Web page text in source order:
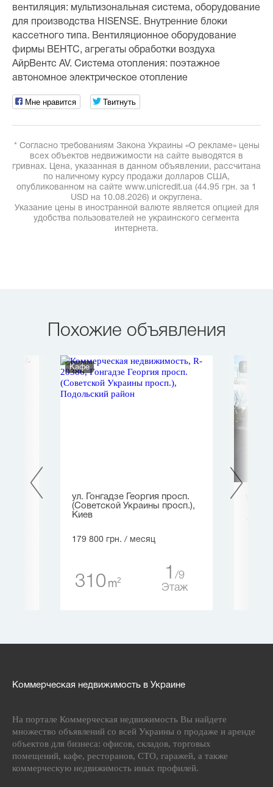
вентиляция: мультизональная система, оборудование
для производства HISENSE. Внутренние блоки
кассетного типа. Вентиляционное оборудование
фирмы ВЕНТС, агрегаты обработки воздуха
АйрВентс AV. Система отопления: поэтажное
автономное электрическое отопление
Мне нравится Твитнуть
* Согласно требованиям Закона Украины «О рекламе» цены
всех объектов недвижимости на сайте выводятся в
гривнах. Цена, указанная в данном объявлении, рассчитана
по наличному курсу продажи долларов США,
опубликованном на сайте www.unicredit.ua (44.95 грн. за 1
USD на 10.08.2026) и округлена.
Указание цены в иностранной валюте является опцией для
удобства пользователей не украинского сегмента
интернета.
Похожие объявления
Кафе
ул. Гонгадзе Георгия просп.
(Советской Украины просп.),
Киев
179 800 грн. / месяц
310 m2 1
9
Этаж
Коммерческая недвижимость в Украине
На портале Коммерческая недвижимость Вы найдете
множество объявлений со всей Украины о продаже и аренде
объектов для бизнеса: офисов, складов, торговых
помещений, кафе, ресторанов, СТО, гаражей, а также
коммерческую недвижимость иных профилей.